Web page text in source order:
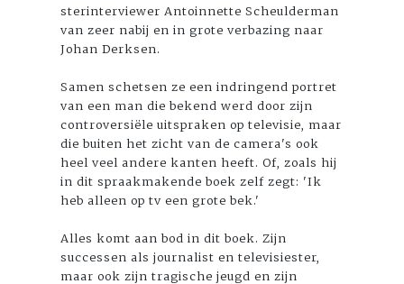
sterinterviewer Antoinnette Scheulderman
van zeer nabij en in grote verbazing naar
Johan Derksen.
Samen schetsen ze een indringend portret
van een man die bekend werd door zijn
controversiële uitspraken op televisie, maar
die buiten het zicht van de camera's ook
heel veel andere kanten heeft. Of, zoals hij
in dit spraakmakende boek zelf zegt: 'Ik
heb alleen op tv een grote bek.'
Alles komt aan bod in dit boek. Zijn
successen als journalist en televisiester,
maar ook zijn tragische jeugd en zijn